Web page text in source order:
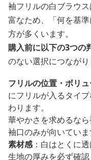
袖フリルの白ブラウ
富なため、「何を基
方が多くいます。
購入前に以下の3つの
のない選択につながり
フリルの位置・ボリ
にフリルが入るタイ
わります。
華やかさを求めるな
袖口のみが向いていま
素材感：白はとくに
生地の厚みを必ず確認